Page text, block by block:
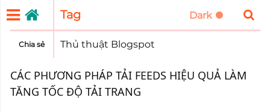
Tag
Chia sẻ Thủ thuật Blogspot
CÁC PHƯƠNG PHÁP TẢI FEEDS HIỆU QUẢ LÀM
TĂNG TỐC ĐỘ TẢI TRANG